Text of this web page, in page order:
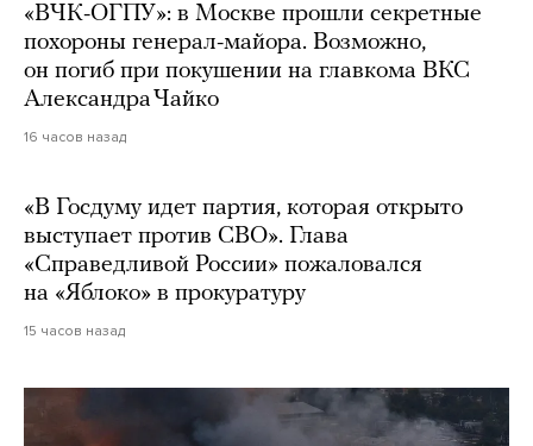
«ВЧК-ОГПУ»: в Москве прошли секретные
похороны генерал-майора. Возможно,
он погиб при покушении на главкома ВКС
Александра Чайко
16 часов назад
«В Госдуму идет партия, которая открыто
выступает против СВО». Глава
«Справедливой России» пожаловался
на «Яблоко» в прокуратуру
15 часов назад